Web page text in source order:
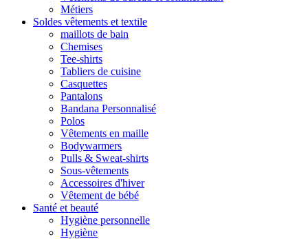
Métiers
Soldes vêtements et textile
maillots de bain
Chemises
Tee-shirts
Tabliers de cuisine
Casquettes
Pantalons
Bandana Personnalisé
Polos
Vêtements en maille
Bodywarmers
Pulls & Sweat-shirts
Sous-vêtements
Accessoires d'hiver
Vêtement de bébé
Santé et beauté
Hygiène personnelle
Hygiène